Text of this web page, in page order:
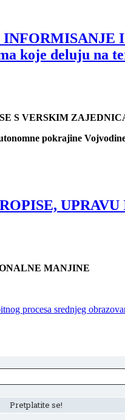
koje deluju na
S VERSKIM
pokrajine
MANJINE
procesa srednjeg